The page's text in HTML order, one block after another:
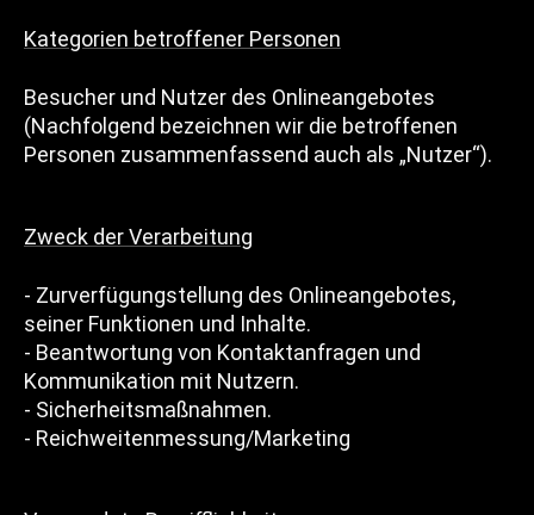
Kategorien betroffener Personen
Besucher und Nutzer des Onlineangebotes
(Nachfolgend bezeichnen wir die betroffenen
Personen zusammenfassend auch als „Nutzer“).
Zweck der Verarbeitung
- Zurverfügungstellung des Onlineangebotes,
seiner Funktionen und Inhalte.
- Beantwortung von Kontaktanfragen und
Kommunikation mit Nutzern.
- Sicherheitsmaßnahmen.
- Reichweitenmessung/Marketing